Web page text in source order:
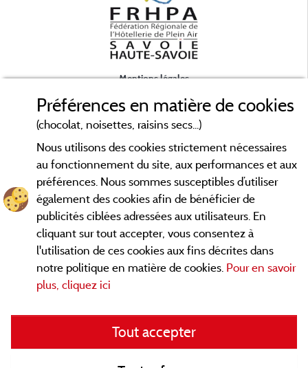
Mentions légales
Contact
CGV
Les meilleurs campings en Savoie. Consultez les fiches de nos
adhérents et découvrez nos meilleures offres en Chartreuse,
en Maurienne, Génévois, des lacs d'Aiguebelette, Annecy,
Léman et Le Bourget... informez vous directement ici en ligne
avant de contacter le camping pour réserver votre séjour
Faites vous votre propre idée du camping, au pied d'un lac, en
famille, avec vos animaux de compagnie, enVTT/Velo, sous la
tente, en camping car, dans un mobil home ou même de
Préférences en matière de cookies
(chocolat, noisettes, raisins secs...)
Nous utilisons des cookies strictement nécessaires
au fonctionnement du site, aux performances et aux
préférences. Nous sommes susceptibles d’utiliser
également des cookies afin de bénéficier de
publicités ciblées adressées aux utilisateurs. En
cliquant sur tout accepter, vous consentez à
l'utilisation de ces cookies aux fins décrites dans
notre politique en matière de cookies. Pour en savoir
plus, cliquez ici
Tout accepter